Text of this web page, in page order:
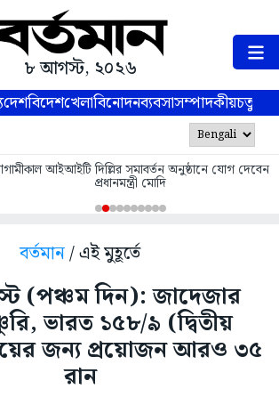
৮ আগস্ট, ২০২৬
দেশবিদেশখেলাবিনোদনব্যবসাসম্পাদকীয়
আইআইটি দিল্লির সমাবর্তন অনুষ্ঠানে যোগ দেবেন
প্রধানমন্ত্রী মোদি
বর্তমান/ এই মুহূর্তে
(পঞ্চম দিন): জাদেজার
ভারত ১৫৮/৯ (দ্বিতীয়
জন্য প্রয়োজন আরও ৩৫
রান